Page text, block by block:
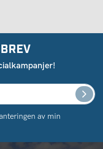
av min